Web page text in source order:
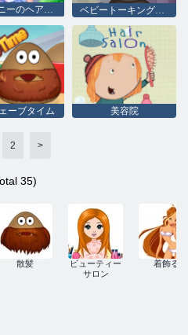
ベラポニーのヘアスタイル ベビートーキングトムヘアサロン
ーブタイム 美容院
2 >
35)
散髪
ビューティー
サロン
着飾る